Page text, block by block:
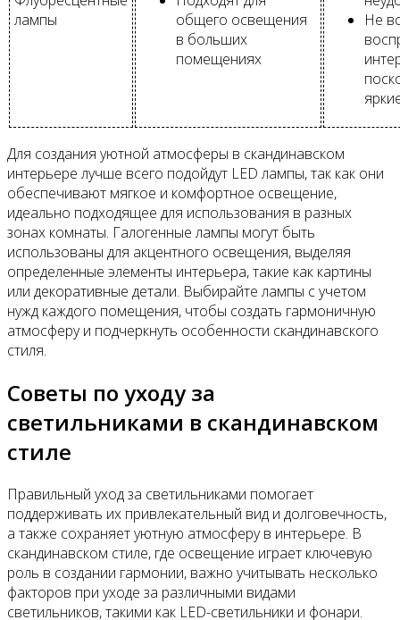
лампы
общего освещения
в больших
помещениях
Не
Для создания уютной атмосферы в скандинавском
интерьере лучше всего подойдут LED лампы, так как они
обеспечивают мягкое и комфортное освещение,
идеально подходящее для использования в разных
зонах комнаты. Галогенные лампы могут быть
использованы для акцентного освещения, выделяя
определенные элементы интерьера, такие как картины
или декоративные детали. Выбирайте лампы с учетом
нужд каждого помещения, чтобы создать гармоничную
атмосферу и подчеркнуть особенности скандинавского
стиля.
Советы по уходу за
светильниками в скандинавском
стиле
Правильный уход за светильниками помогает
поддерживать их привлекательный вид и долговечность,
а также сохраняет уютную атмосферу в интерьере. В
скандинавском стиле, где освещение играет ключевую
роль в создании гармонии, важно учитывать несколько
факторов при уходе за различными видами
светильников, такими как LED-светильники и фонари.